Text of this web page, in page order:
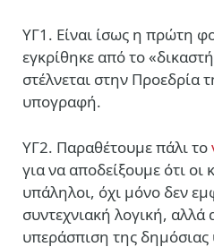
ΥΓ1. Είναι ίσως η πρώτη
εγκρίθηκε από το
στέλνεται στην Προεδρία
υπογραφή.
ΥΓ2. Παραθέτουμε πάλι το
για να αποδείξουμε ότι οι
υπάληλοι, όχι μόνο δεν
συντεχνιακή λογική, αλλά
υπεράσπιση της δημόσιας